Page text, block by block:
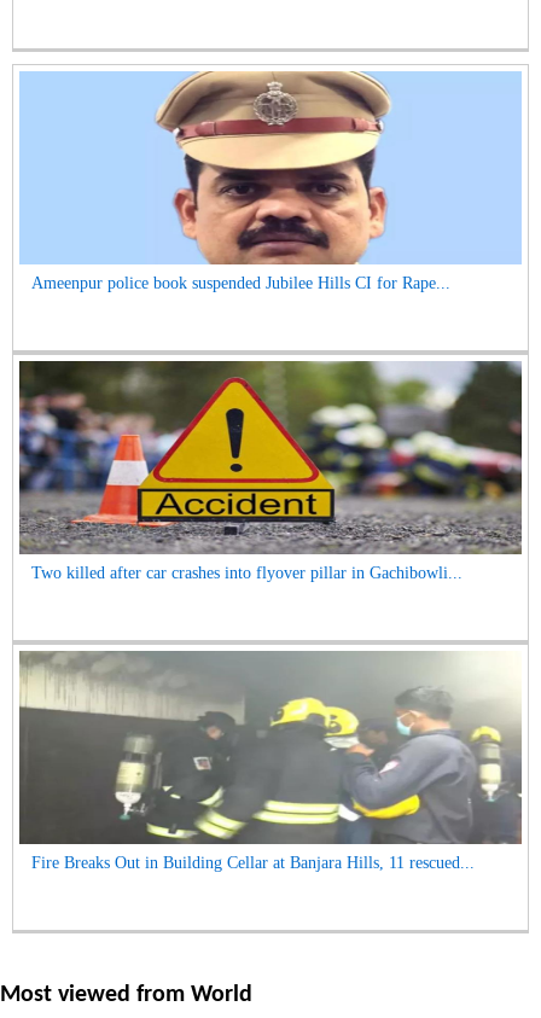
Ameenpur police book suspended Jubilee Hills CI for Rape...
Two killed after car crashes into flyover pillar in Gachibowli...
Fire Breaks Out in Building Cellar at Banjara Hills, 11 rescued...
Most viewed from World